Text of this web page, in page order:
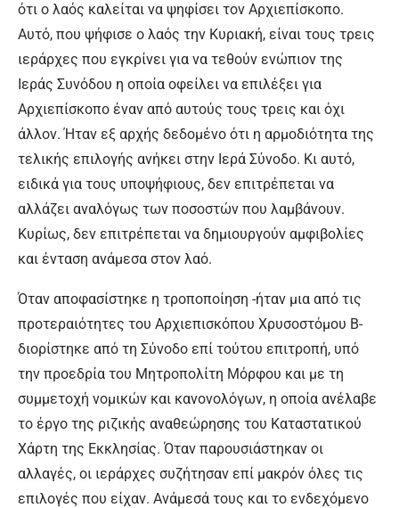
ότι ο λαός καλείται να ψηφίσει τον Αρχιεπίσκοπο.
Αυτό, που ψήφισε ο λαός την Κυριακή, είναι τους τρεις
ιεράρχες που εγκρίνει για να τεθούν ενώπιον της
Ιεράς Συνόδου η οποία οφείλει να επιλέξει για
Αρχιεπίσκοπο έναν από αυτούς τους τρεις και όχι
άλλον. Ήταν εξ αρχής δεδομένο ότι η αρμοδιότητα της
τελικής επιλογής ανήκει στην Ιερά Σύνοδο. Κι αυτό,
ειδικά για τους υποψήφιους, δεν επιτρέπεται να
αλλάζει αναλόγως των ποσοστών που λαμβάνουν.
Κυρίως, δεν επιτρέπεται να δημιουργούν αμφιβολίες
και ένταση ανάμεσα στον λαό.
Όταν αποφασίστηκε η τροποποίηση -ήταν μια από τις
προτεραιότητες του Αρχιεπισκόπου Χρυσοστόμου Β-
διορίστηκε από τη Σύνοδο επί τούτου επιτροπή, υπό
την προεδρία του Μητροπολίτη Μόρφου και με τη
συμμετοχή νομικών και κανονολόγων, η οποία ανέλαβε
το έργο της ριζικής αναθεώρησης του Καταστατικού
Χάρτη της Εκκλησίας. Όταν παρουσιάστηκαν οι
αλλαγές, οι ιεράρχες συζήτησαν επί μακρόν όλες τις
επιλογές που είχαν. Ανάμεσά τους και το ενδεχόμενο